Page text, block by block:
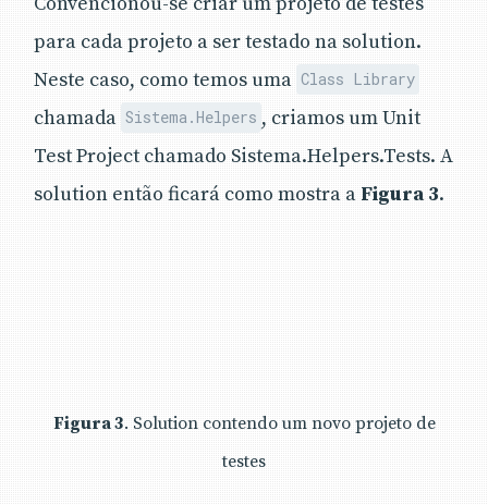
para cada projeto a ser testado na solution.
Neste caso, como temos uma Class Library
chamada Sistema.Helpers , criamos um Unit
Test Project chamado Sistema.Helpers.Tests. A
solution então ficará como mostra a Figura 3.
Figura 3. Solution contendo um novo projeto de
testes